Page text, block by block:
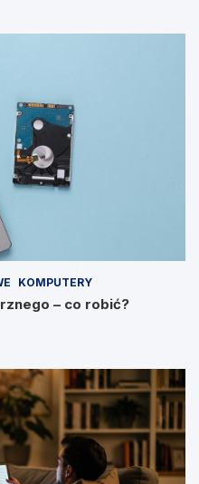
KOMPUTERY
– co robić?